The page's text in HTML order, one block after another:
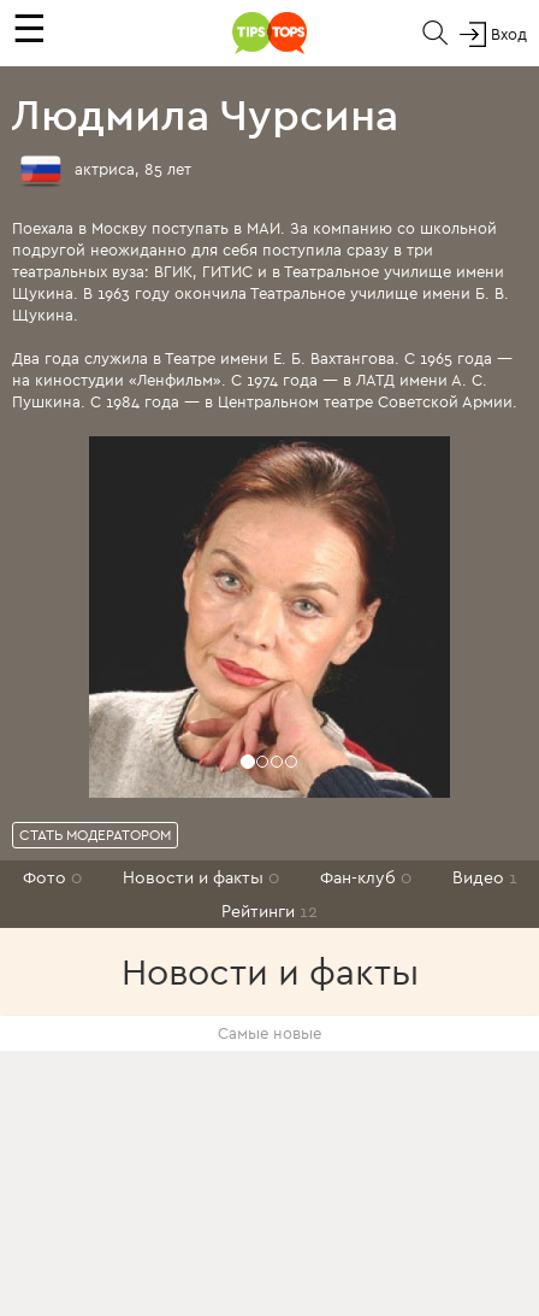
☰ Вход
Людмила Чурсина
актриса, 85 лет
Поехала в Москву поступать в МАИ. За компанию со школьной
подругой неожиданно для себя поступила сразу в три
театральных вуза: ВГИК, ГИТИС и в Театральное училище имени
Щукина. В 1963 году окончила Театральное училище имени Б. В.
Щукина.
Два года служила в Театре имени Е. Б. Вахтангова. С 1965 года —
на киностудии «Ленфильм». С 1974 года — в ЛАТД имени А. С.
Пушкина. С 1984 года — в Центральном театре Советской Армии.
СТАТЬ МОДЕРАТОРОМ
Фото 0 Новости и факты 0 Фан-клуб 0 Видео 1
Рейтинги 12
Новости и факты
Самые новые